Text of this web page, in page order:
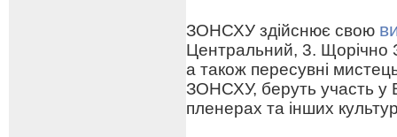
ЗОНСХУ здійснює свою
Центральний, 3. Щорічно
а також пересувні
ЗОНСХУ, беруть участь у
пленерах та інших